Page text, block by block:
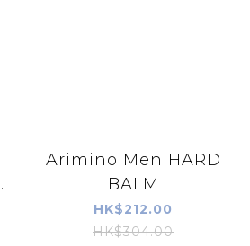
Arimino Men HARD
BALM
HK$212.00
HK$304.00